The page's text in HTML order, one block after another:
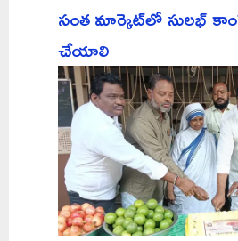
సంత మార్కెట్‌లో సులభ్
చేయాలి